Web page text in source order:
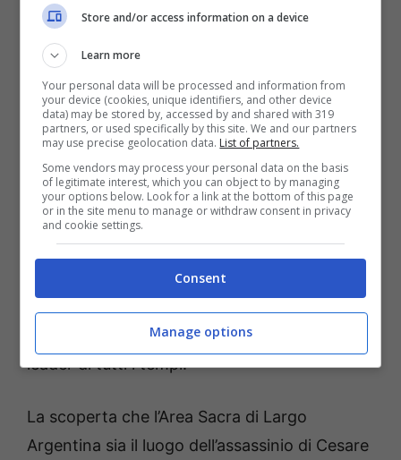
sorprendere molti, considerando quanto sia
centrale la figura di Cesare nella storia di
Roma e del mondo intero.
L’Area Sacra, oggi, offre ai visitatori la
possibilità di immergersi in un passato
remoto, tra colonne che si ergono maestose
e pavimentazioni che raccontano di antiche
processioni.Passeggiare tra queste rovine
significa camminare letteralmente sulla
dell’ascesa e della caduta di uno dei più grandi
leader di tutti i tempi.
La scoperta che l’Area Sacra di Largo
Argentina sia il luogo dell’assassinio di Cesare
Store and/or access information on a device
Learn more
Your personal data will be processed and information from
your device (cookies, unique identifiers, and other device
data) may be stored by, accessed by and shared with 319
partners, or used specifically by this site. We and our partners
may use precise geolocation data. List of partners.
Some vendors may process your personal data on the basis
of legitimate interest, which you can object to by managing
your options below. Look for a link at the bottom of this page
or in the site menu to manage or withdraw consent in privacy
and cookie settings.
Consent
Manage options